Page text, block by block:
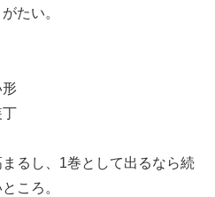
たい。
形
丁
るし、1巻として出るなら続
ころ。